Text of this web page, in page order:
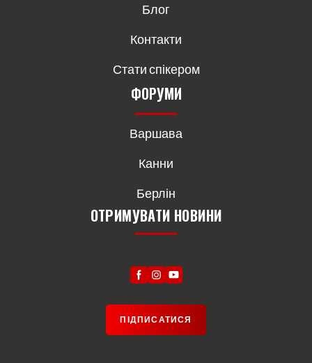
Блог
Контакти
Стати спікером
ФОРУМИ
Варшава
Канни
Берлін
ОТРИМУВАТИ НОВИНИ
ПІДПИСАТИСЯ